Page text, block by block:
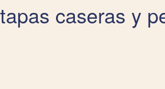
tapas caseras y